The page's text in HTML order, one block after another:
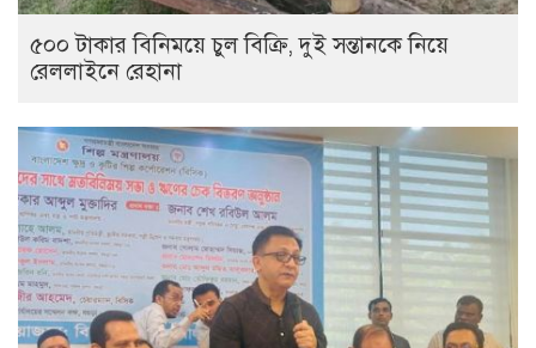
৫০০ টাকার বিনিময়ে চুল বিক্রি, দুই সন্তানকে নিয়ে
রেললাইনে রেহানা